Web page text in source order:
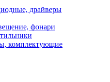
драйверы
фонари
комплектующие